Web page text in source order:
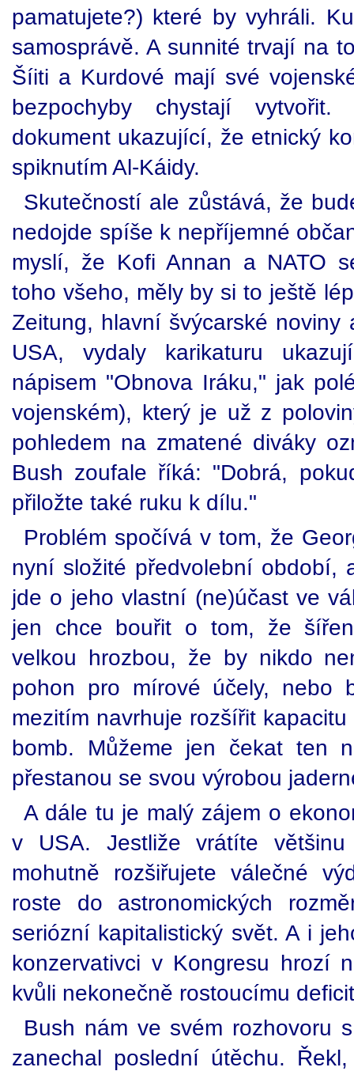
pamatujete?) které by vyhráli.
samosprávě. A sunnité trvají na
Šíiti a Kurdové mají své
bezpochyby chystají vytvořit.
dokument ukazující, že etnický
spiknutím Al-Káidy.
Skutečností ale zůstává, že
nedojde spíše k nepříjemné
myslí, že Kofi Annan a NATO
toho všeho, měly by si to ještě
Zeitung, hlavní švýcarské noviny
USA, vydaly karikaturu
nápisem "Obnova Iráku," jak
vojenském), který je už z
pohledem na zmatené diváky
Bush zoufale říká: "Dobrá,
přiložte také ruku k dílu."
Problém spočívá v tom, že
nyní složité předvolební období,
jde o jeho vlastní (ne)účast ve
jen chce bouřit o tom, že
velkou hrozbou, že by nikdo
pohon pro mírové účely, nebo
mezitím navrhuje rozšířit
bomb. Můžeme jen čekat ten
přestanou se svou výrobou
A dále tu je malý zájem o
v USA. Jestliže vrátíte
mohutně rozšiřujete válečné
roste do astronomických
seriózní kapitalistický svět. A i
konzervativci v Kongresu hrozí
kvůli nekonečně rostoucímu
Bush nám ve svém rozhovoru
zanechal poslední útěchu.